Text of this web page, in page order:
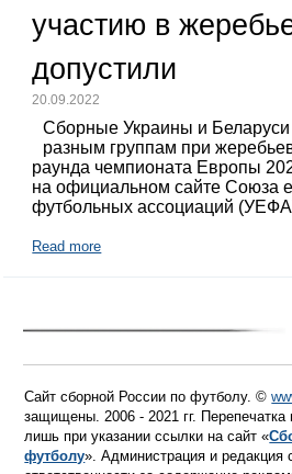
участию в
допустили
20.09.2022
Сборные Украины и Беларуси
разным группам при
раунда чемпионата Европы
на официальном сайте Союза
футбольных ассоциаций
Read more
Сайт сборной России по футболу. ©
защищены. 2006 - 2021 гг.
лишь при указании ссылки на сайт «
футболу». Администрация и редакция